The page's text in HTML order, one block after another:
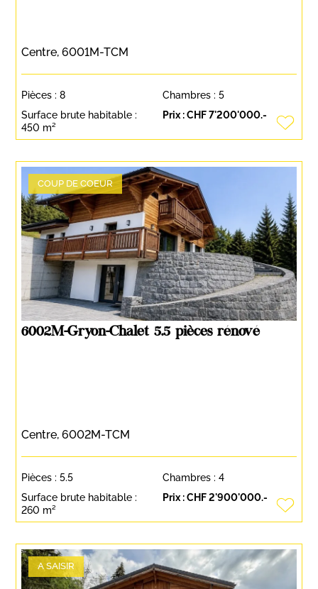
Centre, 6001M-TCM
Prix :CHF 7'200'000.-
Pièces :8 Chambres : 5
Surface brute habitable :
450 m²
COUP DE COEUR
6002M-Gryon-Chalet 5.5 pièces rénové
Centre, 6002M-TCM
Prix :CHF 2'900'000.-
Pièces :5.5 Chambres : 4
Surface brute habitable :
260 m²
A SAISIR